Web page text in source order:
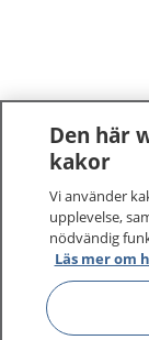
1177
Den här
kakor
Vi använder
upplevelse,
nödvändig
Läs mer om